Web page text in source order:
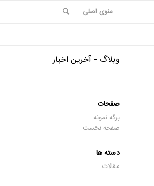
منوی اصلی
وبلاگ - آخرین اخبار
صفحات
برگه نمونه
صفحه نخست
دسته ها
مقالات